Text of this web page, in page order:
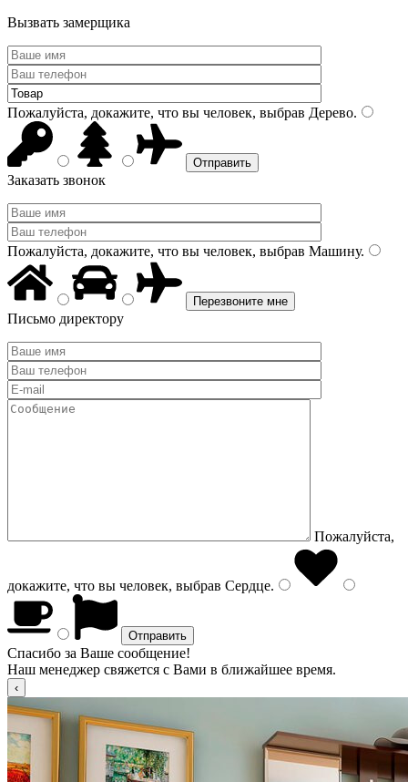
Вызвать замерщика
Пожалуйста, докажите, что вы человек, выбрав Дерево.
Заказать звонок
Пожалуйста, докажите, что вы человек, выбрав Машину.
Письмо директору
Пожалуйста,
докажите, что вы человек, выбрав Сердце.
Спасибо за Ваше сообщение!
Наш менеджер свяжется с Вами в ближайшее время.